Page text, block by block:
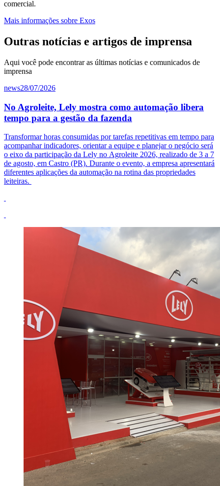
comercial.
Mais informações sobre Exos
Outras notícias e artigos de imprensa
Aqui você pode encontrar as últimas notícias e comunicados de
imprensa
news28/07/2026
No Agroleite, Lely mostra como automação libera
tempo para a gestão da fazenda
Transformar horas consumidas por tarefas repetitivas em tempo para
acompanhar indicadores, orientar a equipe e planejar o negócio será
o eixo da participação da Lely no Agroleite 2026, realizado de 3 a 7
de agosto, em Castro (PR). Durante o evento, a empresa apresentará
diferentes aplicações da automação na rotina das propriedades
leiteiras.